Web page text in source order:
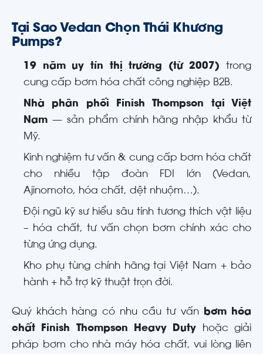
Tại Sao Vedan Chọn Thái Khương
Pumps?
19 năm uy tín thị trường (từ 2007) trong
cung cấp bơm hóa chất công nghiệp B2B.
Nhà phân phối Finish Thompson tại Việt
Nam — sản phẩm chính hãng nhập khẩu từ
Mỹ.
Kinh nghiệm tư vấn & cung cấp bơm hóa chất
cho nhiều tập đoàn FDI lớn (Vedan,
Ajinomoto, hóa chất, dệt nhuộm…).
Đội ngũ kỹ sư hiểu sâu tính tương thích vật liệu
– hóa chất, tư vấn chọn bơm chính xác cho
từng ứng dụng.
Kho phụ tùng chính hãng tại Việt Nam + bảo
hành + hỗ trợ kỹ thuật trọn đời.
Quý khách hàng có nhu cầu tư vấn
bơm hóa
chất Finish Thompson Heavy Duty hoặc giải
pháp bơm cho nhà máy hóa chất, vui lòng liên